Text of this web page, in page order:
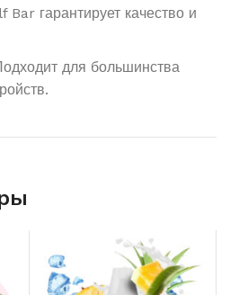
Bar гарантирует качество и
для большинства